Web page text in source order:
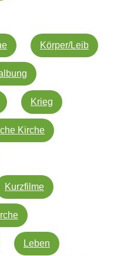
Körper/Leib
Krieg
Kirche
Kurzfilme
Leben